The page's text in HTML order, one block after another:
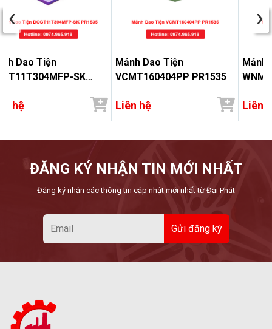
Dao Tiện
SK
hệ
Mảnh Dao Tiện
VCMT160404PP PR1535
Liên hệ
Mảnh
Liên
‹ ›
ĐĂNG KÝ NHẬN TIN MỚI NHẤT
Đăng ký nhận các thông tin cập nhật mới nhất từ Đại Phát